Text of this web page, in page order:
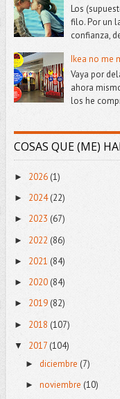
Los
filo. Por un
confianza,
Ikea no me
Vaya por
ahora
los he
COSAS QUE (ME)
► 2026(1)
► 2024(22)
► 2023 (67)
► 2022 (86)
► 2021 (84)
► 2020(84)
► 2019 (82)
► 2018 (107)
▼ 2017(104)
► diciembre (7)
► noviembre (10)